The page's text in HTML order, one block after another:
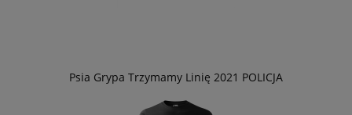
Psia Grypa Trzymamy Linię 2021 POLICJA